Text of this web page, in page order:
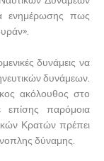
ενημέρωσης πως
δυνάμεις να
δυνάμεων.
ακόλουθος στο
παρόμοια
Κρατών πρέπει
δύναμης.